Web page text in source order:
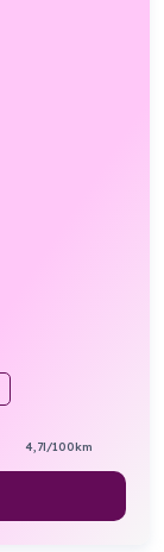
4,7l/100km